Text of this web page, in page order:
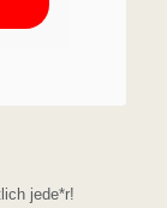
jede*r!